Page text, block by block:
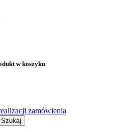
w koszyku
zamówienia
Szukaj